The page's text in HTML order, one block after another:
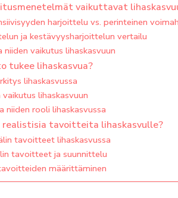
vaikuttavat
harjoittelu vs. perinteinen
ja kestävyysharjoittelun vertailu
niiden vaikutus lihaskasvuun
tukee lihaskasvua?
lihaskasvussa
lihaskasvuun
niiden rooli lihaskasvussa
realistisia tavoitteita lihaskasvulle?
tavoitteet lihaskasvussa
tavoitteet ja suunnittelu
määrittäminen